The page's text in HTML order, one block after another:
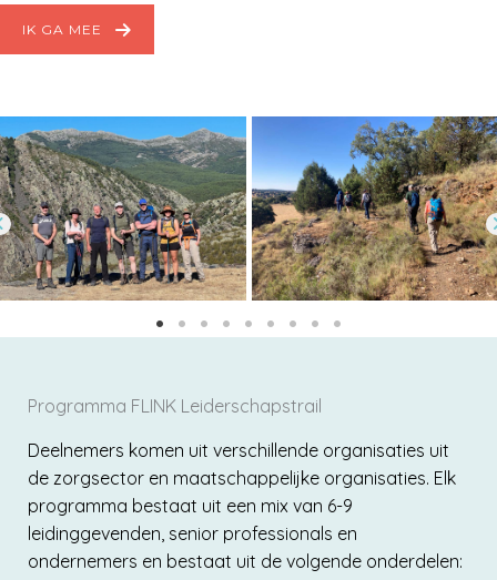
IK GA MEE
Programma FLINK Leiderschapstrail
Deelnemers komen uit verschillende organisaties uit
de zorgsector en maatschappelijke organisaties. Elk
programma bestaat uit een mix van 6-9
leidinggevenden, senior professionals en
ondernemers en bestaat uit de volgende onderdelen: